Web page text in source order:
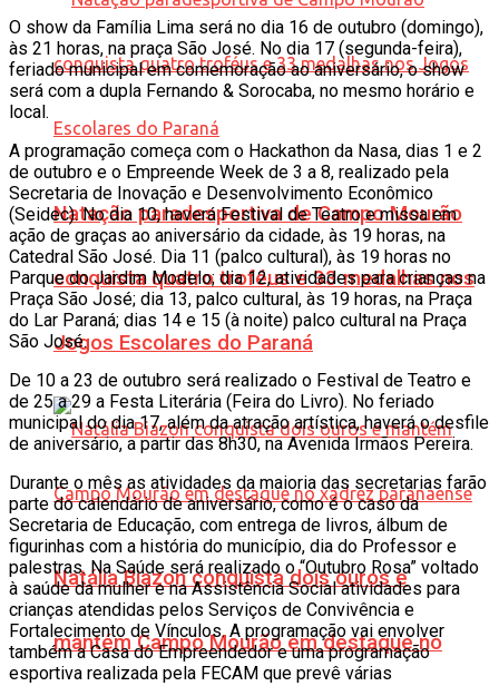
Natação paradesportiva de Campo Mourão
conquista quatro troféus e 33 medalhas nos
Jogos Escolares do Paraná
Natália Biazon conquista dois ouros e
mantém Campo Mourão em destaque no
O show da Família Lima será no dia 16 de outubro (domingo),
às 21 horas, na praça São José. No dia 17 (segunda-feira),
feriado municipal em comemoração ao aniversário, o show
será com a dupla Fernando & Sorocaba, no mesmo horário e
local.
A programação começa com o Hackathon da Nasa, dias 1 e 2
de outubro e o Empreende Week de 3 a 8, realizado pela
Secretaria de Inovação e Desenvolvimento Econômico
(Seidec). No dia 10, haverá Festival de Teatro e missa em
ação de graças ao aniversário da cidade, às 19 horas, na
Catedral São José. Dia 11 (palco cultural), às 19 horas no
Parque do Jardim Modelo; dia 12, atividades para crianças na
Praça São José; dia 13, palco cultural, às 19 horas, na Praça
do Lar Paraná; dias 14 e 15 (à noite) palco cultural na Praça
São José.
De 10 a 23 de outubro será realizado o Festival de Teatro e
de 25 a 29 a Festa Literária (Feira do Livro). No feriado
municipal do dia 17, além da atração artística, haverá o desfile
de aniversário, a partir das 8h30, na Avenida Irmãos Pereira.
Durante o mês as atividades da maioria das secretarias farão
parte do calendário de aniversário, como é o caso da
Secretaria de Educação, com entrega de livros, álbum de
figurinhas com a história do município, dia do Professor e
palestras. Na Saúde será realizado o “Outubro Rosa” voltado
à saúde da mulher e na Assistência Social atividades para
crianças atendidas pelos Serviços de Convivência e
Fortalecimento de Vínculos. A programação vai envolver
também a Casa do Empreendedor e uma programação
esportiva realizada pela FECAM que prevê várias